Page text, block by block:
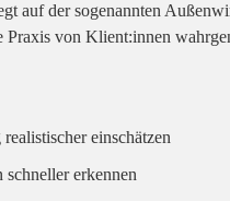
auf der sogenannten
Praxis von Klient:innen
einschätzen
schneller erkennen